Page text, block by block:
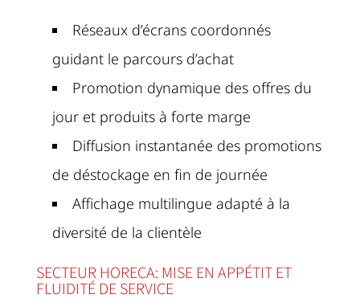
Réseaux d’écrans coordonnés
guidant le parcours d’achat
Promotion dynamique des offres du
jour et produits à forte marge
Diffusion instantanée des promotions
de déstockage en fin de journée
Affichage multilingue adapté à la
diversité de la clientèle
SECTEUR HORECA: MISE EN APPÉTIT ET
FLUIDITÉ DE SERVICE